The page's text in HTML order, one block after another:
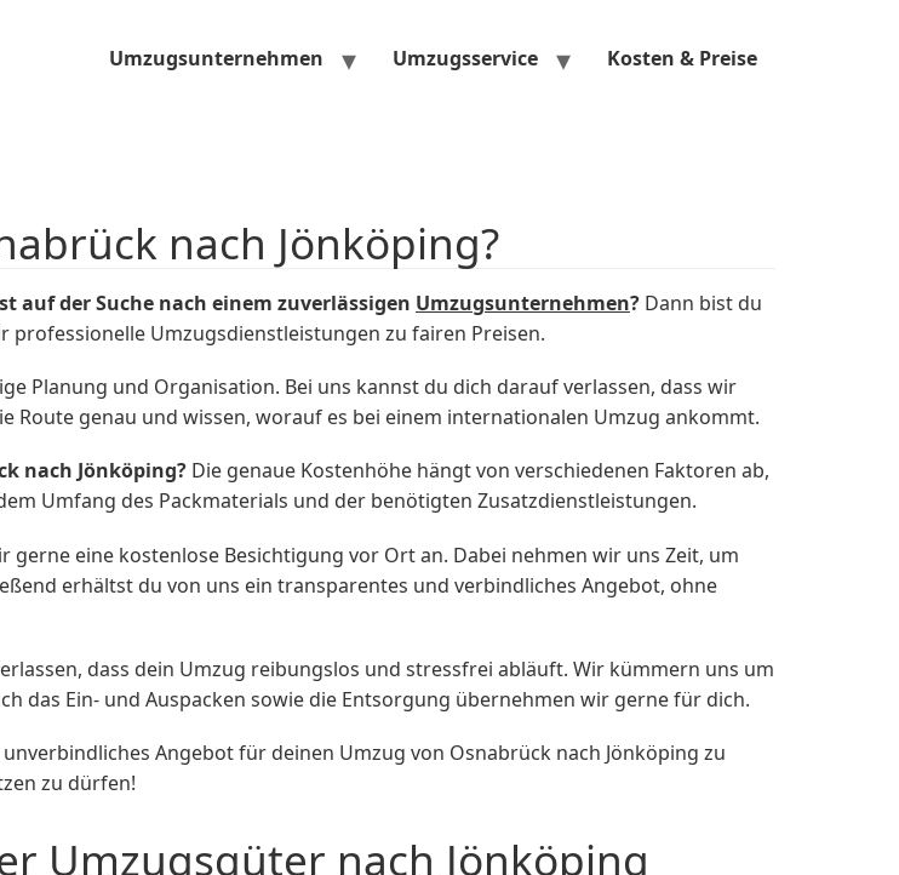
Umzugsunternehmen Umzugsservice Kosten & Preise
nach Jönköping?
auf der Suche nach einem zuverlässigen Umzugsunternehmen? Dann bist du
Umzugsdienstleistungen zu fairen Preisen.
Planung und Organisation. Bei uns kannst du dich darauf verlassen, dass wir
genau und wissen, worauf es bei einem internationalen Umzug ankommt.
nach Jönköping? Die genaue Kostenhöhe hängt von verschiedenen Faktoren ab,
Umfang des Packmaterials und der benötigten Zusatzdienstleistungen.
eine kostenlose Besichtigung vor Ort an. Dabei nehmen wir uns Zeit, um
erhältst du von uns ein transparentes und verbindliches Angebot, ohne
dass dein Umzug reibungslos und stressfrei abläuft. Wir kümmern uns um
das Ein- und Auspacken sowie die Entsorgung übernehmen wir gerne für dich.
Angebot für deinen Umzug von Osnabrück nach Jönköping zu
zu dürfen!
Umzugsgüter nach Jönköping